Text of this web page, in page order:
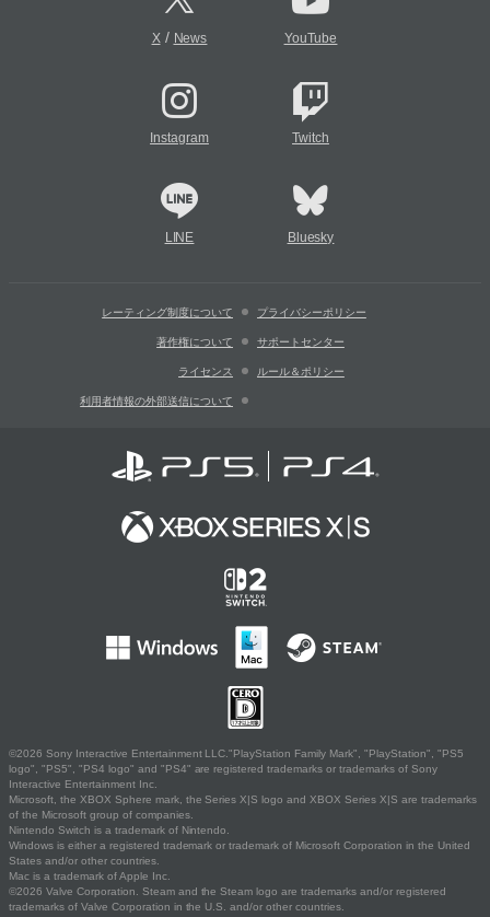
X/ News YouTube
Instagram Twitch
LINE Bluesky
レーティング制度について プライバシーポリシー
著作権について サポートセンター
ライセンス ルール＆ポリシー
利用者情報の外部送信について
©2026 Sony Interactive Entertainment LLC."PlayStation Family Mark", "PlayStation", "PS5
logo", "PS5", "PS4 logo" and "PS4" are registered trademarks or trademarks of Sony
Interactive Entertainment Inc.
Microsoft, the XBOX Sphere mark, the Series X|S logo and XBOX Series X|S are trademarks
of the Microsoft group of companies.
Nintendo Switch is a trademark of Nintendo.
Windows is either a registered trademark or trademark of Microsoft Corporation in the United
States and/or other countries.
Mac is a trademark of Apple Inc.
©2026 Valve Corporation. Steam and the Steam logo are trademarks and/or registered
trademarks of Valve Corporation in the U.S. and/or other countries.